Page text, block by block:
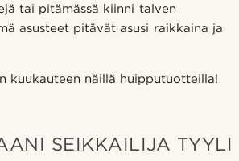
tai pitämässä kiinni talven
asusteet pitävät asusi raikkaina ja
kuukauteen näillä huipputuotteilla!
SEIKKAILIJA TYYLI